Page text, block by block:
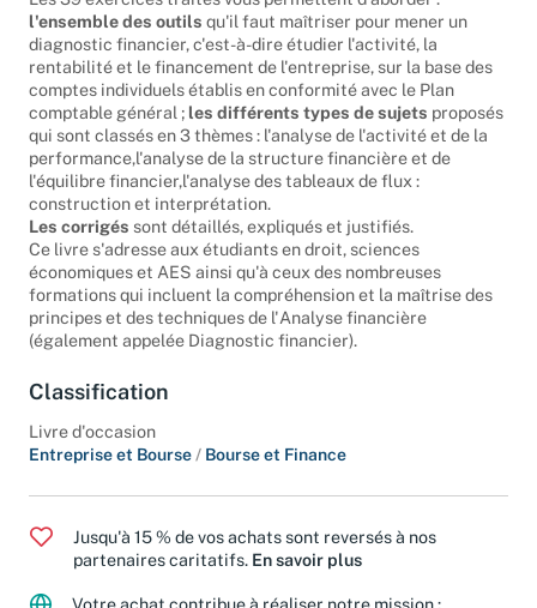
Les 39 exercices traités vous permettent d'aborder :
l'ensemble des outilsqu'il faut maîtriser pour mener un
diagnostic financier, c'est-à-dire étudier l'activité, la
rentabilité et le financement de l'entreprise, sur la base des
comptes individuels établis en conformité avec le Plan
comptable général ;les différents types de sujets proposés
qui sont classés en 3 thèmes : l'analyse de l'activité et de la
performance,l'analyse de la structure financière et de
l'équilibre financier,l'analyse des tableaux de flux :
construction et interprétation.
Les corrigéssont détaillés, expliqués et justifiés.
Ce livre s'adresse aux étudiants en droit, sciences
économiques et AES ainsi qu'à ceux des nombreuses
formations qui incluent la compréhension et la maîtrise des
principes et des techniques de l'Analyse financière
(également appelée Diagnostic financier).
Classification
Livre d'occasion
Jusqu'à 15 % de vos achats sont reversés à nos
partenaires caritatifs.
En savoir plus